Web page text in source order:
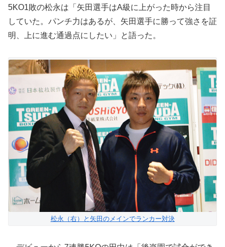
5KO1敗の松永は「矢田選手はA級に上がった時から注目
していた。パンチ力はあるが、矢田選手に勝って強さを証
明、上に進む通過点にしたい」と語った。
松永（右）と矢田のメインでランカー対決